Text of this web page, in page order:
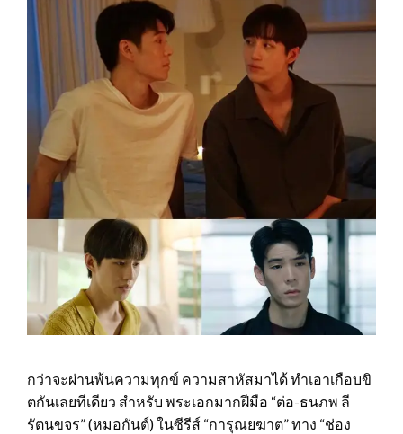
กว่าจะผ่านพ้นความทุกข์ ความสาหัสมาได้ ทำเอาเกือบขิ
ตกันเลยทีเดียว สำหรับ พระเอกมากฝีมือ “ต่อ-ธนภพ ลี
รัตนขจร” (หมอกันต์) ในซีรีส์ “การุณยฆาต” ทาง “ช่อง